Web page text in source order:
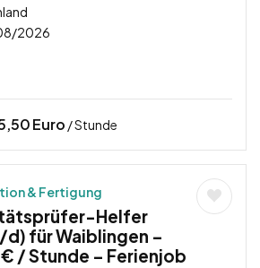
2026
Euro / Stunde
& Fertigung
Helfer
für Waiblingen –
/ Stunde – Ferienjob